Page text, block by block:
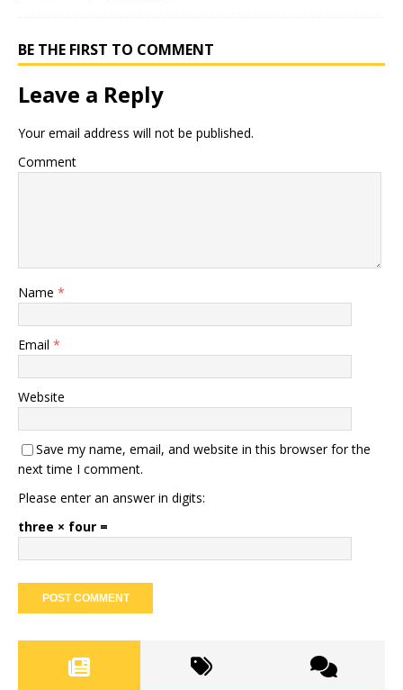
BE THE FIRST TO COMMENT
Leave a Reply
Your email address will not be published.
Comment
Name *
Email *
Website
Save my name, email, and website in this browser for the
next time I comment.
Please enter an answer in digits:
three × four =